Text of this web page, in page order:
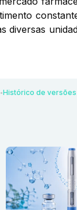
●Histórico de versões